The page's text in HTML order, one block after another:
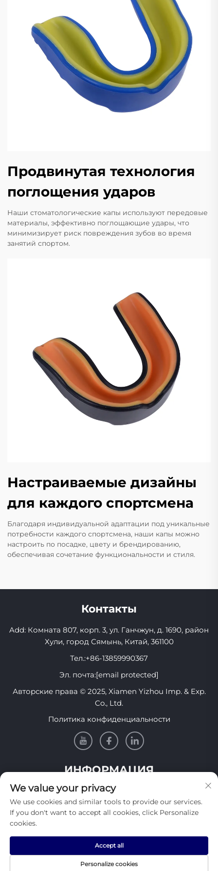
Продвинутая технология
поглощения ударов
Наши стоматологические капы используют передовые
материалы, эффективно поглощающие удары, что
минимизирует риск повреждения зубов во время
занятий спортом.
Настраиваемые дизайны
для каждого спортсмена
Благодаря индивидуальной адаптации под уникальные
потребности каждого спортсмена, наши капы можно
настроить по посадке, цвету и брендированию,
обеспечивая сочетание функциональности и стиля.
Контакты
Add: Комната 807, корп. 3, ул. Ганчжун, д. 1690, район
Хули, город Сямынь, Китай, 361100
Тел.:+86-13859990367
Эл. почта:[email protected]
Авторские права © 2025, Xiamen Yizhou Imp. & Exp.
Co., Ltd.
Политика конфиденциальности
ИНФОРМАЦИЯ
Подпишитесь, чтобы получать нашу еженедельную
рассылку
Отправить
We value your privacy
We use cookies and similar tools to provide our services.
If you don't want to accept all cookies, click Personalize
cookies.
Personalize cookies
Accept all